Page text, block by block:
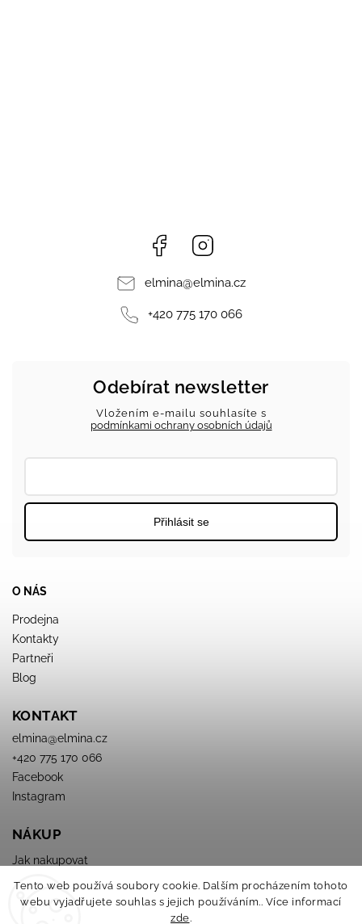
Tento web používá soubory cookie. Dalším procházením tohoto
webu vyjadřujete souhlas s jejich používáním.. Více informací
zde.
Facebook
elmina@elmina.cz
+420 775 170 066
O NÁS
Prodejna
Kontakty
Partneři
Blog
KONTAKT
elmina@elmina.cz
+420 775 170 066
Facebook
Instagram
NÁKUP
Jak nakupovat
Obchodné podmienky
Podmínky ochrany osobních údajů
Odebírat newsletter
Vložením e-mailu souhlasíte s
podmínkami ochrany osobních údajů
Přihlásit se